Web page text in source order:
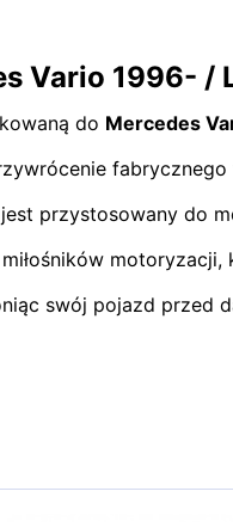
Vario 1996- /
do Mercedes
przystosowany do
swój pojazd przed